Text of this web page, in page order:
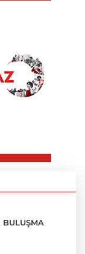
BULUŞMA